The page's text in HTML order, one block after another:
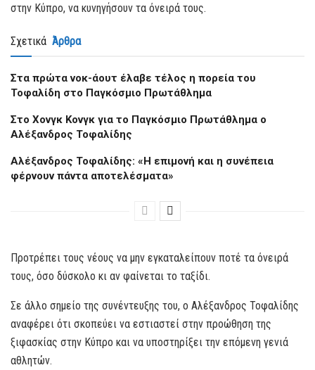
στην Κύπρο, να κυνηγήσουν τα όνειρά τους.
Σχετικά Άρθρα
Στα πρώτα νοκ-άουτ έλαβε τέλος η πορεία του
Τοφαλίδη στο Παγκόσμιο Πρωτάθλημα
Στο Χονγκ Κονγκ για το Παγκόσμιο Πρωτάθλημα ο
Αλέξανδρος Τοφαλίδης
Αλέξανδρος Τοφαλίδης: «Η επιμονή και η συνέπεια
φέρνουν πάντα αποτελέσματα»
Προτρέπει τους νέους να μην εγκαταλείπουν ποτέ τα όνειρά
τους, όσο δύσκολο κι αν φαίνεται το ταξίδι.
Σε άλλο σημείο της συνέντευξης του, ο Αλέξανδρος Τοφαλίδης
αναφέρει ότι σκοπεύει να εστιαστεί στην προώθηση της
ξιφασκίας στην Κύπρο και να υποστηρίξει την επόμενη γενιά
αθλητών.